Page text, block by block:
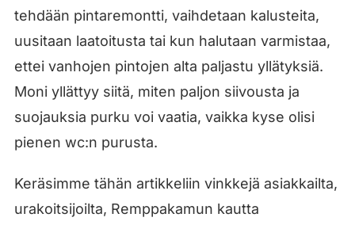
tehdään pintaremontti, vaihdetaan kalusteita,
uusitaan laatoitusta tai kun halutaan varmistaa,
ettei vanhojen pintojen alta paljastu yllätyksiä.
Moni yllättyy siitä, miten paljon siivousta ja
suojauksia purku voi vaatia, vaikka kyse olisi
pienen wc:n purusta.
Keräsimme tähän artikkeliin vinkkejä asiakkailta,
urakoitsijoilta, Remppakamun kautta